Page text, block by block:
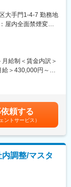
てきたら状況に応
をもつ当社
から徐々に裁量を
「岐阜を代表する
ジメントや数字管
業務
など施策の分析
らも日々新しい企画
ンジください！
しい事への挑戦や
です。
ている為、各分野
ます。個人の裁量
大手門1-4-7 勤務地
屋内全面禁煙変更
給制＜賃金内訳＞
＞430,000円～
を含めた表記で
頼する
ントサービス）
調整/マスタ